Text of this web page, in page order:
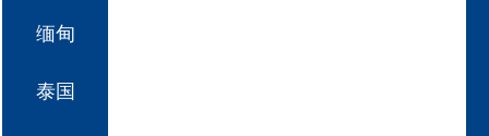
缅甸
泰国